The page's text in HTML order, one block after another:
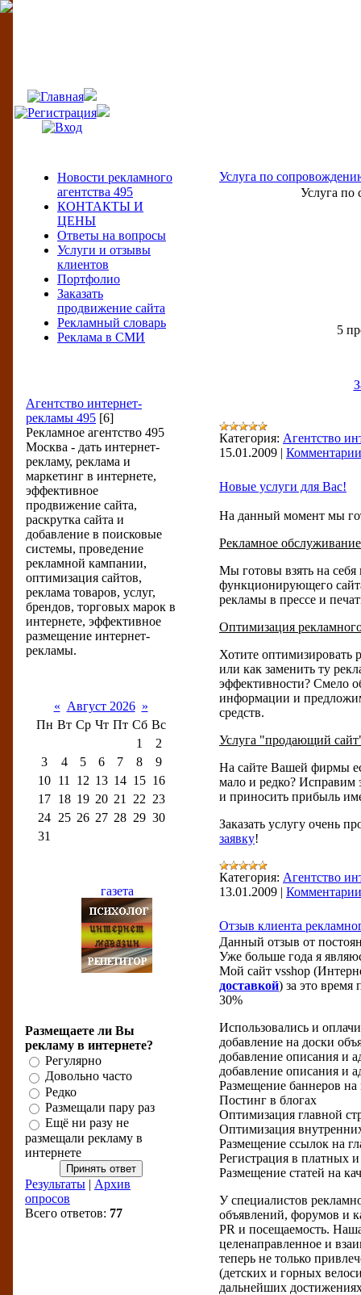
Новости рекламного
агентства 495
КОНТАКТЫ И
ЦЕНЫ
Ответы на вопросы
Услуги и отзывы
клиентов
Портфолио
Заказать
продвижение сайта
Рекламный словарь
Реклама в СМИ
Агентство интернет-
рекламы 495 [6]
Рекламное агентство 495
Москва - дать интернет-
рекламу, реклама и
маркетинг в интернете,
эффективное
продвижение сайта,
раскрутка сайта и
добавление в поисковые
системы, проведение
рекламной кампании,
оптимизация сайтов,
реклама товаров, услуг,
брендов, торговых марок в
интернете, эффективное
размещение интернет-
рекламы.
« Август 2026 »
Пн Вт Ср Чт Пт Сб Вс
1
2
3
4 5 6 7 8
9
10 11 12 13 14 15 16
17 18 19 20 21 22 23
24 25 26 27 28 29 30
31
Размещаете ли Вы
рекламу в интернете?
Регулярно
Довольно часто
Редко
Размещали пару раз
Ещё ни разу не
размещали рекламу в
интернете
Результаты | Архив
опросов
Всего ответов: 77
Услуга по
Услуга по
5
Категория: Агентство
15.01.2009 |
Новые услуги для Вас!
На данный момент мы
Рекламное
Мы готовы взять на
функционирующего
рекламы в прессе и
Оптимизация
Хотите оптимизировать
или как заменить ту
эффективности? Смело
информации и
средств.
Услуга "продающий
На сайте Вашей фирмы
мало и редко? Исправим
и приносить прибыль
Заказать услугу очень
заявку!
Категория: Агентство
13.01.2009 |
Отзыв клиента
Данный отзыв от
Уже больше года я
Мой сайт vsshop
доставкой) за это время
30%
Использовались и
добавление на доски
добавление описания и
добавление описания и
Размещение баннеров
Постинг в блогах
Оптимизация главной
Оптимизация
Размещение ссылок на
Регистрация в платных
Размещение статей на
У специалистов
объявлений, форумов и
PR и посещаемость.
целенаправленное и
теперь не только
(детских и горных
дальнейших